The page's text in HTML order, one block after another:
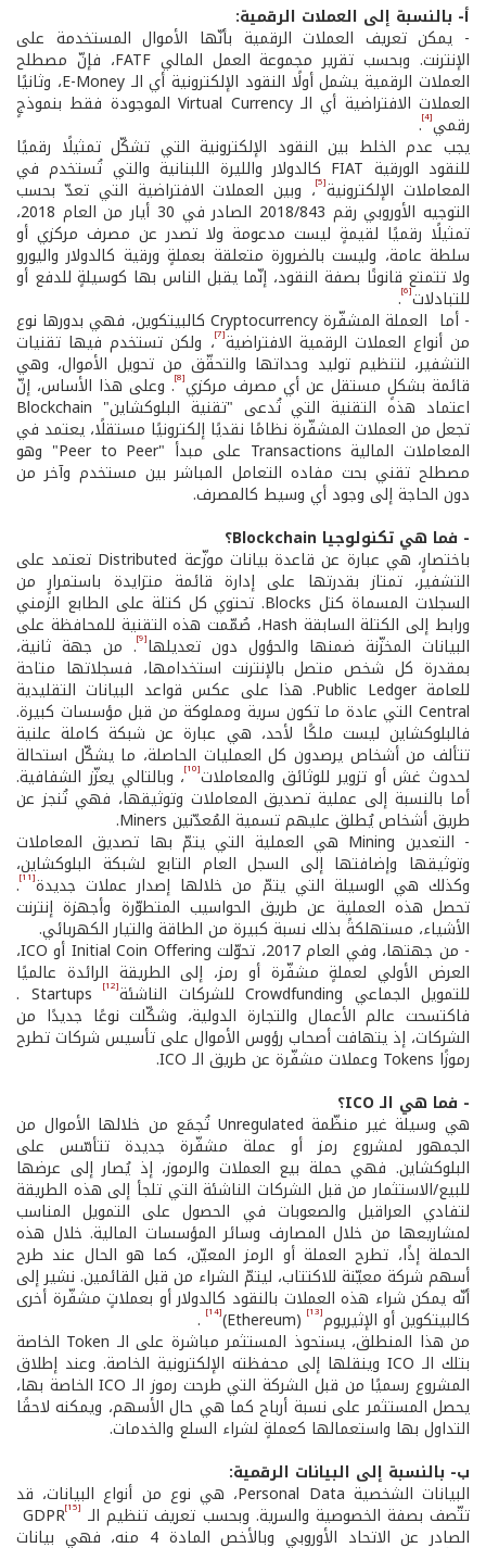
أ- بالنسبة إلى العملات الرقمية:
- يمكن تعريف العملات الرقمية بأنّها الأموال المستخدمة على
الإنترنت. وبحسب تقرير مجموعة العمل المالي FATF، فإنّ مصطلح
العملات الرقمية يشمل أولًا النقود الإلكترونية أي الـ E-Money، وثانيًا
العملات الافتراضية أي الـ Virtual Currency الموجودة فقط بنموذجٍ
رقمي[4]
.
يجب عدم الخلط بين النقود الإلكترونية التي تشكّل تمثيلًا رقميًا
للنقود الورقية FIAT كالدولار والليرة اللبنانية والتي تُستخدم في
المعاملات الإلكترونية[5] ، وبين العملات الافتراضية التي تعدّ بحسب
التوجيه الأوروبي رقم 2018/843 الصادر في 30 أيار من العام 2018،
تمثيلًا رقميًا لقيمةٍ ليست مدعومة ولا تصدر عن مصرف مركزي أو
سلطة عامة، وليست بالضرورة متعلقة بعملةٍ ورقية كالدولار واليورو
ولا تتمتع قانونًا بصفة النقود، إنّما يقبل الناس بها كوسيلةٍ للدفع أو
للتبادلات[6]
.
- أما العملة المشفّرة Cryptocurrency كالبيتكوين، فهي بدورها نوع
من أنواع العملات الرقمية الافتراضية[7] ، ولكن تستخدم فيها تقنيات
التشفير، لتنظيم توليد وحداتها والتحقّق من تحويل الأموال، وهي
قائمة بشكلٍ مستقل عن أي مصرف مركزي[8] . وعلى هذا الأساس، إنّ
اعتماد هذه التقنية التي تُدعى "تقنية البلوكشاين" Blockchain
تجعل من العملات المشفّرة نظامًا نقديًا إلكترونيًا مستقلًا، يعتمد في
المعاملات المالية Transactions على مبدأ "Peer to Peer" وهو
مصطلح تقني بحت مفاده التعامل المباشر بين مستخدم وآخر من
دون الحاجة إلى وجود أي وسيط كالمصرف.
- فما هي تكنولوجيا Blockchain؟
باختصارٍ، هي عبارة عن قاعدة بيانات موزّعة Distributed تعتمد على
التشفير، تمتاز بقدرتها على إدارة قائمة متزايدة باستمرارٍ من
السجلات المسماة كتل Blocks. تحتوي كل كتلة على الطابع الزمني
ورابط إلى الكتلة السابقة Hash، صُمّمت هذه التقنية للمحافظة على
البيانات المخزّنة ضمنها والحؤول دون تعديلها[9] . من جهة ثانية،
بمقدرة كل شخص متصل بالإنترنت استخدامها، فسجلاتها متاحة
للعامة Public Ledger. هذا على عكس قواعد البيانات التقليدية
Central التي عادة ما تكون سرية ومملوكة من قبل مؤسسات كبيرة.
فالبلوكشاين ليست ملكًا لأحد، هي عبارة عن شبكة كاملة علنية
تتألف من أشخاص يرصدون كل العمليات الحاصلة، ما يشكّل استحالة
لحدوث غش أو تزوير للوثائق والمعاملات[10] ، وبالتالي يعزّز الشفافية.
أما بالنسبة إلى عملية تصديق المعاملات وتوثيقها، فهي تُنجز عن
طريق أشخاص يُطلق عليهم تسمية المُعدّنين Miners.
- التعدين Mining هي العملية التي يتمّ بها تصديق المعاملات
وتوثيقها وإضافتها إلى السجل العام التابع لشبكة البلوكشاين،
وكذلك هي الوسيلة التي يتمّ من خلالها إصدار عملات جديدة[11]
.
تحصل هذه العملية عن طريق الحواسيب المتطوّرة وأجهزة إنترنت
الأشياء، مستهلكةً بذلك نسبة كبيرة من الطاقة والتيار الكهربائي.
- من جهتها، وفي العام 2017، تحوّلت Initial Coin Offering أو ICO،
العرض الأولي لعملةٍ مشفّرة أو رمز، إلى الطريقة الرائدة عالميًا
للتمويل الجماعي Crowdfunding للشركات الناشئة [12]
Startups .
فاكتسحت عالم الأعمال والتجارة الدولية، وشكّلت نوعًا جديدًا من
الشركات، إذ يتهافت أصحاب رؤوس الأموال على تأسيس شركات تطرح
رموزًا Tokens وعملات مشفّرة عن طريق الـ ICO.
- فما هي الـ ICO؟
هي وسيلة غير منظّمة Unregulated تُجمَع من خلالها الأموال من
الجمهور لمشروع رمز أو عملة مشفّرة جديدة تتأسّس على
البلوكشاين. فهي حملة بيع العملات والرموز، إذ يُصار إلى عرضها
للبيع/الاستثمار من قبل الشركات الناشئة التي تلجأ إلى هذه الطريقة
لتفادي العراقيل والصعوبات في الحصول على التمويل المناسب
لمشاريعها من خلال المصارف وسائر المؤسسات المالية. خلال هذه
الحملة إذًا، تطرح العملة أو الرمز المعيّن، كما هو الحال عند طرح
أسهم شركة معيّنة للاكتتاب، ليتمّ الشراء من قبل القائمين. نشير إلى
أنّه يمكن شراء هذه العملات بالنقود كالدولار أو بعملاتٍ مشفّرة أخرى
كالبيتكوين أو الإثيريوم[13]
(Ethereum)
[14]
.
من هذا المنطلق، يستحوذ المستثمر مباشرة على الـ Token الخاصة
بتلك الـ ICO وينقلها إلى محفظته الإلكترونية الخاصة. وعند إطلاق
المشروع رسميًا من قبل الشركة التي طرحت رموز الـ ICO الخاصة بها،
يحصل المستثمر على نسبة أرباح كما هي حال الأسهم، ويمكنه لاحقًا
التداول بها واستعمالها كعملةٍ لشراء السلع والخدمات.
ب- بالنسبة إلى البيانات الرقمية:
البيانات الشخصية Personal Data، هي نوع من أنواع البيانات، قد
تتّصف بصفة الخصوصية والسرية. وبحسب تعريف تنظيم الـ [15]
GDPR
الصادر عن الاتحاد الأوروبي وبالأخص المادة 4 منه، فهي بيانات